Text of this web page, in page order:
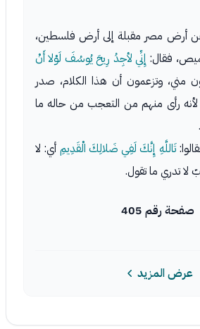
أرض مصر مقبلة إلى أرض فلسطين،
فقال: إِنِّي لأجِدُ رِيحَ يُوسُفَ لَوْلا أَنْ
مني، وتزعمون أن هذا الكلام، صدر
رأى منهم من التعجب من حاله ما
تَاللَّهِ إِنَّكَ لَفِي ضَلالِكَ الْقَدِيمِ أي: لا
لا تدري ما تقول.
صفحة رقم 405
عرض المزيد